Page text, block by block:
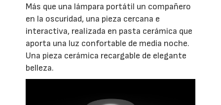
Más que una lámpara portátil un compañero
en la oscuridad, una pieza cercana e
interactiva, realizada en pasta cerámica que
aporta una luz confortable de media noche.
Una pieza cerámica recargable de elegante
belleza.